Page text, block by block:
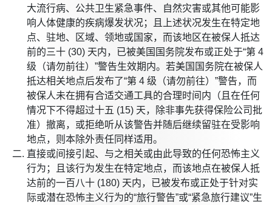
大流行病、公共卫生紧急事件、自然灾害或其他可能影
响人体健康的疾病爆发状况；且上述状况发生在特定地
点、驻地、区域、领地或国家，而该地区在被保人抵达
前的三十 (30) 天内，已被美国国务院发布或正处于“第 4
级（请勿前往）”警告生效期内。若美国国务院在被保人
抵达相关地点后发布了“第 4 级（请勿前往）”警告，而
被保人未在拥有合适交通工具的合理时间内（且在任何
情况下不得超过十五 (15) 天，除非事先获得保险公司批
准）撤离，或拒绝听从该警告并随后继续留驻在受影响
地点，则本除外责任同样适用。
直接或间接引起、与之相关或由此导致的任何恐怖主义
行为；且该行为发生在特定地点，而该地点在被保人抵
达前的一百八十 (180) 天内，已被发布或正处于针对实
际或潜在恐怖主义行为的“旅行警告”或“紧急旅行建议”生